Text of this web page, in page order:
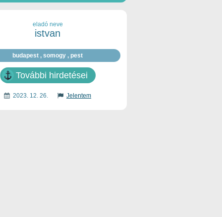
eladó neve
istvan
budapest , somogy , pest
További hirdetései
2023. 12. 26. Jelentem